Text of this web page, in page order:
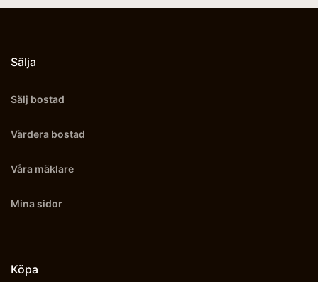
Sälja
Sälj bostad
Värdera bostad
Våra mäklare
Mina sidor
Köpa